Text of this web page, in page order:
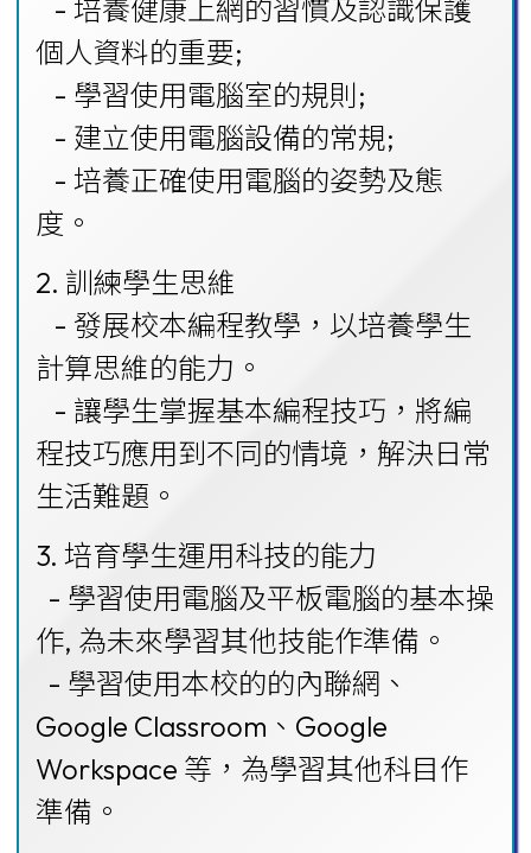
- 培養健康上網的習慣及認識保護
個人資料的重要;
- 學習使用電腦室的規則;
- 建立使用電腦設備的常規;
- 培養正確使用電腦的姿勢及態
度。
2. 訓練學生思維
- 發展校本編程教學，以培養學生
計算思維的能力。
- 讓學生掌握基本編程技巧，將編
程技巧應用到不同的情境，解決日常
生活難題。
3. 培育學生運用科技的能力
- 學習使用電腦及平板電腦的基本操
作, 為未來學習其他技能作準備。
- 學習使用本校的的內聯網、
Google Classroom、Google
Workspace 等，為學習其他科目作
準備。